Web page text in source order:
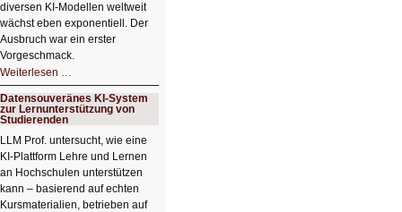
diversen KI-Modellen weltweit
wächst eben exponentiell. Der
Ausbruch war ein erster
Vorgeschmack.
Weiterlesen …
Der
Ausbruch
der
KI
Datensouveränes KI-System
zur Lernunterstützung von
Studierenden
LLM Prof. untersucht, wie eine
KI‑Plattform Lehre und Lernen
an Hochschulen unterstützen
kann – basierend auf echten
Kursmaterialien, betrieben auf